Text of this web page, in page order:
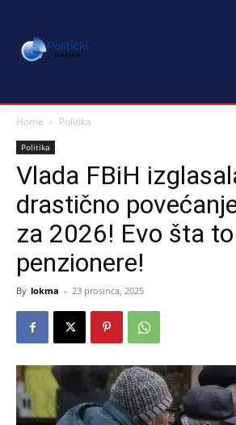
Home Politika
Politika
Vlada FBiH
drastično
za 2026! Evo šta
penzionere!
By lokma - 23 prosinca, 2025